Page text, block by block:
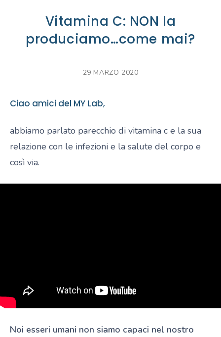
Vitamina C: NON la
produciamo…come mai?
29 MARZO 2020
Ciao amici del MY Lab,
abbiamo parlato parecchio di vitamina c e la sua
relazione con le infezioni e la salute del corpo e
così via.
Noi esseri umani non siamo capaci nel nostro